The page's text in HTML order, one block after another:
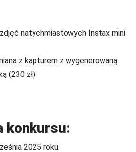
natychmiastowych Instax mini
z kapturem z wygenerowaną
(230 zł)
konkursu:
2025 roku.